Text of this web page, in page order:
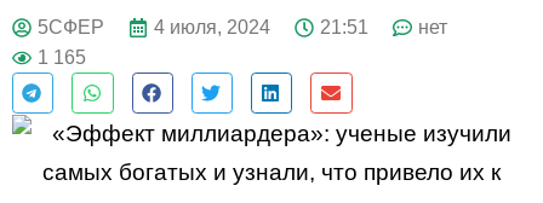
ДЕЙСТВУЙ
5СФЕР 4 июля, 2024 21:51
нет
1 165